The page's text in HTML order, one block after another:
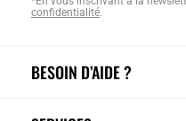
BESOIN D’AIDE ?
confidentialité.